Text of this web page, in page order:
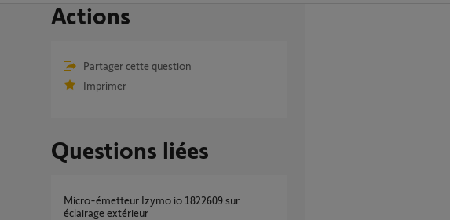
Actions
Partager cette question
Imprimer
Questions liées
Micro-émetteur Izymo io 1822609 sur
éclairage extérieur